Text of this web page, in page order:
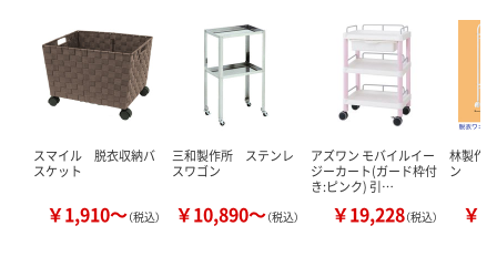
スマイル 脱衣収納バ
スケット
￥1,910～（税込）
三和製作所 ステンレ
スワゴン
￥10,890～（税込）
アズワン モバイルイー
ジーカート(ガード枠付
き:ピンク) 引…
￥19,228（税込）
林製作
ン
￥